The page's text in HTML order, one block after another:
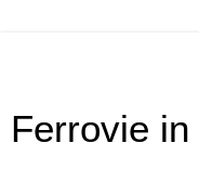
Ferrovie